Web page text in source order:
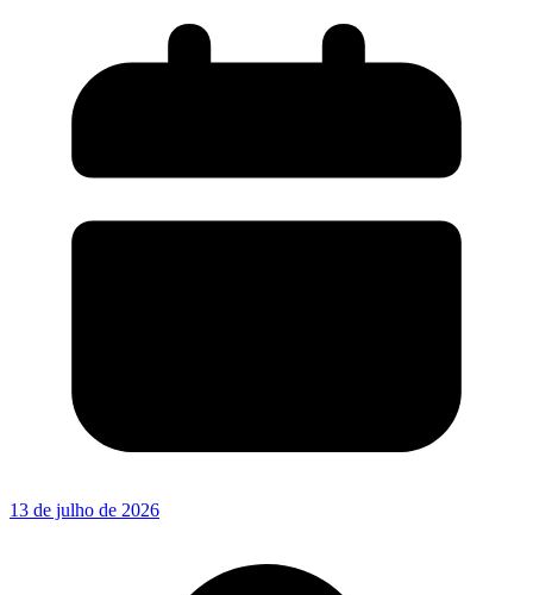
13 de julho de 2026